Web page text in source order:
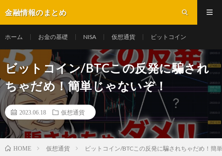
金融情報のまとめ
ホーム お金の基礎 NISA 仮想通貨 ビットコイン
ビットコイン/BTCこの反発に騙され
ちゃだめ！簡単じゃないぞ！
2023.06.18 仮想通貨
HOME 仮想通貨 ビットコイン/BTCこの反発に騙されちゃだめ！簡